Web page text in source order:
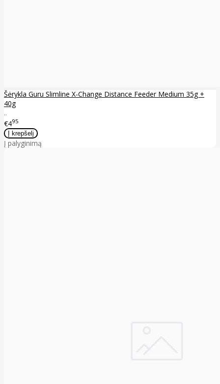
Šėrykla Guru Slimline X-Change Distance Feeder Medium 35g +
40g
..
€495
Į palyginimą